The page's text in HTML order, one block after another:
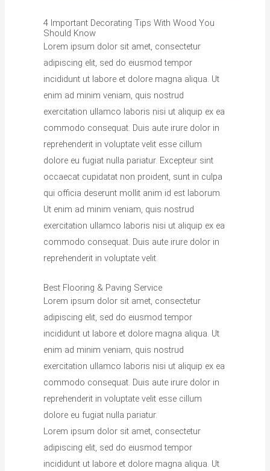
4 Important Decorating Tips With Wood You
Should Know
Lorem ipsum dolor sit amet, consectetur
adipiscing elit, sed do eiusmod tempor
incididunt ut labore et dolore magna aliqua. Ut
enim ad minim veniam, quis nostrud
exercitation ullamco laboris nisi ut aliquip ex ea
commodo consequat. Duis aute irure dolor in
reprehenderit in voluptate velit esse cillum
dolore eu fugiat nulla pariatur. Excepteur sint
occaecat cupidatat non proident, sunt in culpa
qui officia deserunt mollit anim id est laborum.
Ut enim ad minim veniam, quis nostrud
exercitation ullamco laboris nisi ut aliquip ex ea
commodo consequat. Duis aute irure dolor in
reprehenderit in voluptate velit.
Best Flooring & Paving Service
Lorem ipsum dolor sit amet, consectetur
adipiscing elit, sed do eiusmod tempor
incididunt ut labore et dolore magna aliqua. Ut
enim ad minim veniam, quis nostrud
exercitation ullamco laboris nisi ut aliquip ex ea
commodo consequat. Duis aute irure dolor in
reprehenderit in voluptate velit esse cillum
dolore eu fugiat nulla pariatur.
Lorem ipsum dolor sit amet, consectetur
adipiscing elit, sed do eiusmod tempor
incididunt ut labore et dolore magna aliqua. Ut